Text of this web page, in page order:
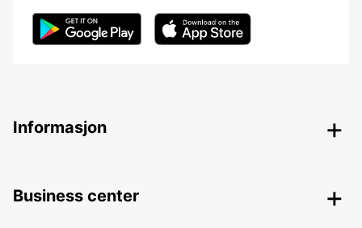
Informasjon
Business center